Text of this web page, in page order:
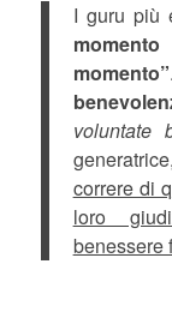
I guru più
momento”
voluntate
correre di
loro
benessere